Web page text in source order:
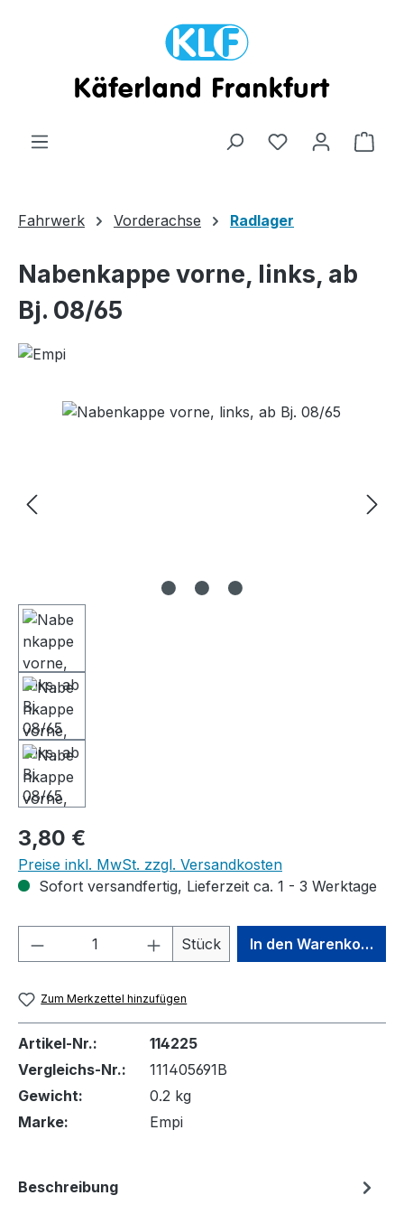
Zum Hauptinhalt springen
Fahrwerk Vorderachse Radlager
Nabenkappe vorne, links, ab
Bj. 08/65
Bildergalerie überspringen
Regulärer Preis:
3,80 €
Preise inkl. MwSt. zzgl. Versandkosten
Sofort versandfertig, Lieferzeit ca. 1 - 3 Werktage
Produkt Anzahl: Gib den
Stück In den Warenkorb
Zum Merkzettel hinzufügen
Artikel-Nr.:
114225
Vergleichs-Nr.:
111405691B
Gewicht:
0.2 kg
Marke:
Empi
Beschreibung